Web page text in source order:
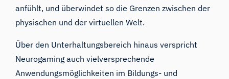
anfühlt, und überwindet so die Grenzen zwischen der
physischen und der virtuellen Welt.
Über den Unterhaltungsbereich hinaus verspricht
Neurogaming auch vielversprechende
Anwendungsmöglichkeiten im Bildungs- und